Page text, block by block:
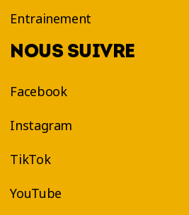
Entrainement
NOUS SUIVRE
Facebook
Instagram
TikTok
YouTube